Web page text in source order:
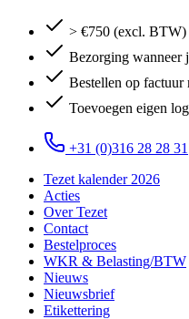
> €750 (excl. BTW)
Bezorging wanneer
Bestellen op factuur
Toevoegen eigen
+31 (0)316 28 28 31
Tezet kalender 2026
Acties
Over Tezet
Contact
Bestelproces
WKR & Belasting/BTW
Nieuws
Nieuwsbrief
Etikettering